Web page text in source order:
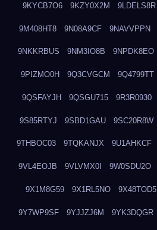
9KYCB7O6 9KZY0X2M 9LDELS8R
9M408HT8 9N08A9CF 9NAVVPPN
9NKKRBUS 9NM3IO8B 9NPDK8EO
9PIZMO0H 9Q3CVGCM 9Q4799TT
9QSFAYJH 9QSGU715 9R3R0930
9S85RTYJ 9SBD1GAU 9SC20R8W
9THBOC03 9TQKANJX 9U1AHKCF
9VL4EOJB 9VLVMX0I 9W0SDU2O
9X1M8G59 9X1RL5NO 9X48TOD5
9Y7WP9SF 9YJJZJ6M 9YK3DQGR